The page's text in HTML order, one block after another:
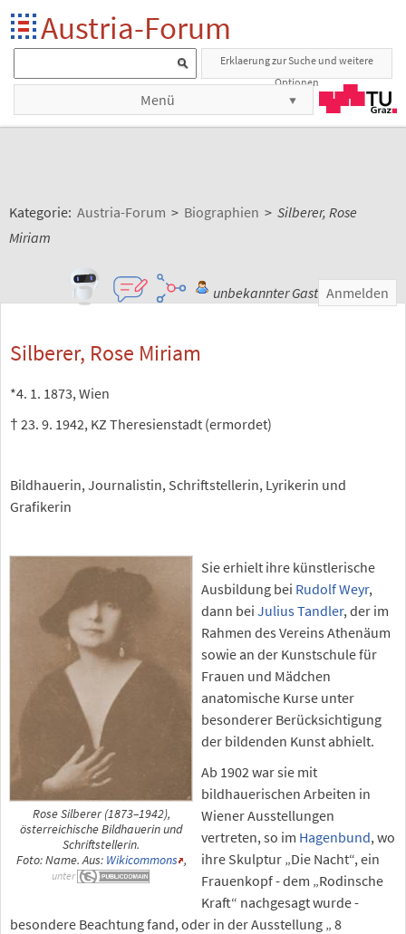
Austria-Forum
Erklaerung zur Suche und weitere
Optionen
Menü
Kategorie: Austria-Forum > Biographien > Silberer, Rose
Miriam
unbekannter Gast Anmelden
Silberer, Rose Miriam
*4. 1. 1873, Wien
† 23. 9. 1942, KZ Theresienstadt (ermordet)
Bildhauerin, Journalistin, Schriftstellerin, Lyrikerin und
Grafikerin
Rose Silberer (1873–1942),
österreichische Bildhauerin und
Schriftstellerin.
Foto: Name. Aus: Wikicommons ,
unter
Sie erhielt ihre künstlerische
Ausbildung bei Rudolf Weyr,
dann bei Julius Tandler, der im
Rahmen des Vereins Athenäum
sowie an der Kunstschule für
Frauen und Mädchen
anatomische Kurse unter
besonderer Berücksichtigung
der bildenden Kunst abhielt.
Ab 1902 war sie mit
bildhauerischen Arbeiten in
Wiener Ausstellungen
vertreten, so im Hagenbund, wo
ihre Skulptur „Die Nacht“, ein
Frauenkopf - dem „Rodinsche
Kraft“ nachgesagt wurde -
besondere Beachtung fand, oder in der Ausstellung „ 8